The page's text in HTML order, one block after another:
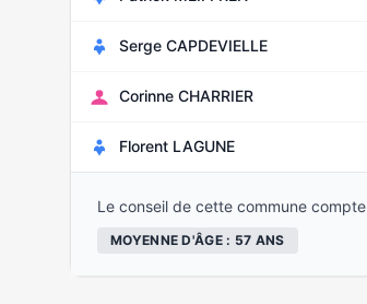
Serge CAPDEVIELLE
Corinne CHARRIER
Florent LAGUNE
Le conseil de cette commune compte
MOYENNE D'ÂGE : 57 ANS